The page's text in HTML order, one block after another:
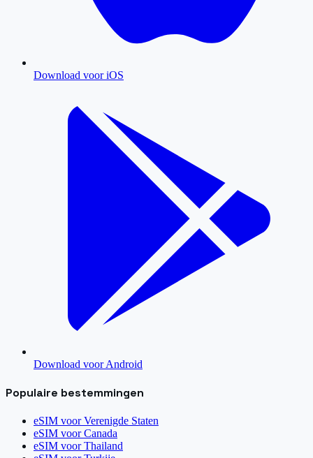
Download voor iOS
Download voor Android
Populaire bestemmingen
eSIM voorVerenigde Staten
eSIM voorCanada
eSIM voorThailand